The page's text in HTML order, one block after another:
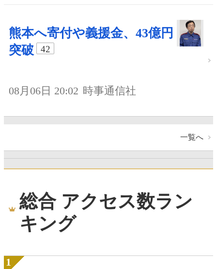
熊本へ寄付や義援金、43億円
突破
42
08月06日 20:02 時事通信社
一覧へ
総合 アクセス数ラン
キング